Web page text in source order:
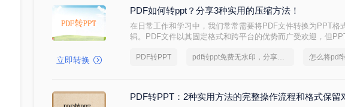
立即转换
PDF如何转ppt？分享3种实用的压缩方法！
在日常工作和学习中，我们常常需要将PDF文件转换为PPT格
辑。PDF文件以其固定格式和跨平台的优势而广受欢迎，但
帮助您轻松完成这一任务。
PDF转PPT pdf转ppt免费无水印，分享一种简单的方法
PDF转PPT：2种实用方法的完整操作流程和格式保留